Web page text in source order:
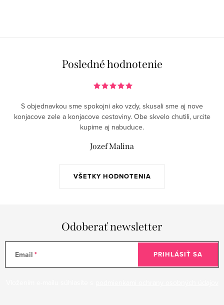
Posledné hodnotenie
VŠETKY HODNOTENIA
S objednavkou sme spokojni ako vzdy, skusali sme aj nove
konjacove zele a konjacove cestoviny. Obe skvelo chutili, urcite
kupime aj nabuduce.
Jozef Malina
Odoberať newsletter
Email PRIHLÁSIŤ SA